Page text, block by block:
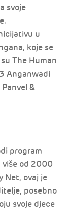
svoje
u
koje se
The Human
Anganwadi
&
program
više od 2000
Net, ovaj je
posebno
svoje djece